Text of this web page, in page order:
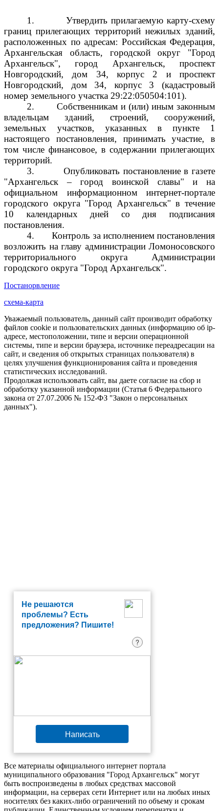
1.
Утвердить прилагаемую карту-схему
границ прилегающих территорий нежилых зданий,
расположенных по адресам: Российская Федерация,
Архангельская область, городской округ "Город
Архангельск", город Архангельск, проспект
Новгородский, дом 34, корпус 2 и проспект
Новгородский, дом 34, корпус 3 (кадастровый
номер земельного участка 29:22:050504:101).
2.
Собственникам и (или) иным законным
владельцам зданий, строений, сооружений,
земельных участков, указанных в пункте 1
настоящего постановления, принимать участие, в
том числе финансовое, в содержании прилегающих
территорий.
3.
Опубликовать постановление в газете
"Архангельск – город воинской славы" и на
официальном информационном интернет-портале
городского округа "Город Архангельск" в течение
10 календарных дней со дня подписания
постановления.
4.
Контроль за исполнением постановления
возложить на главу администрации Ломоносовского
территориального округа Администрации
городского округа "Город Архангельск".
Постанорвление
схема-карта
Уважаемый пользователь, данный сайт производит обработку
файлов cookie и пользовательских данных (информацию об ip-
адресе, местоположении, типе и версии операционной
системы, типе и версии браузера, источнике переадресации на
сайт, и сведения об открытых страницах пользователя) в
целях улучшения функционирования сайта и проведения
статистических исследований.
Продолжая использовать сайт, вы даете согласие на сбор и
обработку указанной информации (Статья 6 Федерального
закона от 27.07.2006 № 152-ФЗ "Закон о персональных
данных").
Не решаются
проблемы? Есть
предложения? Пишите!
?
Написать
Все материалы официального интернет портала
муниципального образования "Город Архангельск" могут
быть воспроизведены в любых средствах массовой
информации, на серверах сети Интернет или на любых иных
носителях без каких-либо ограничений по объему и срокам